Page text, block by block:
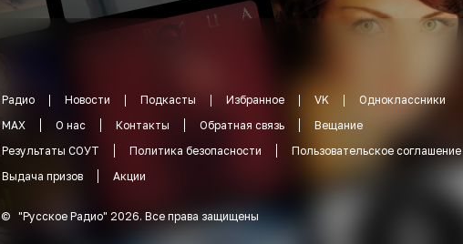
Радио Новости Подкасты Избранное VK
Одноклассники
MAX
О нас Контакты Обратная связь
Вещание
Результаты СОУТ
Политика безопасности
Пользовательское соглашение
Выдача призов
Акции
© "Русское Радио" 2026. Все права защищены